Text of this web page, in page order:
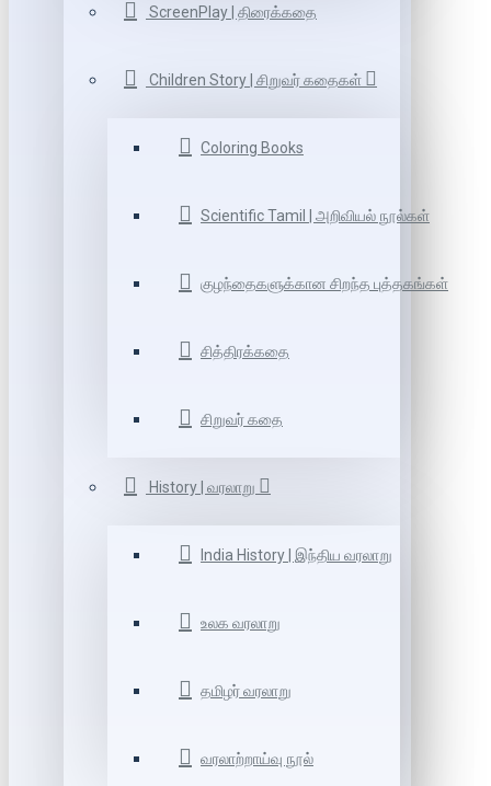
ScreenPlay | திரைக்கதை
Children Story | சிறுவர் கதைகள்
Coloring Books
Scientific Tamil | அறிவியல் நூல்கள்
குழந்தைகளுக்கான சிறந்த புத்தகங்கள்
சித்திரக்கதை
சிறுவர் கதை
History | வரலாறு
India History | இந்திய வரலாறு
உலக வரலாறு
தமிழர் வரலாறு
வரலாற்றாய்வு நூல்